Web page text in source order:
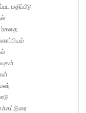
மதிப்பீடு